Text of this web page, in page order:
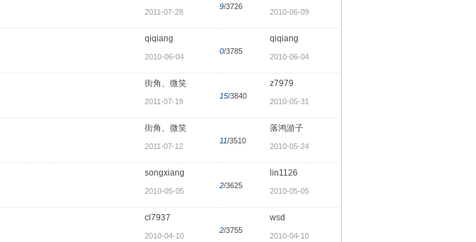
2011-07-28
9/3726
2010-06-09
qiqiang
2010-06-04
0/3785
qiqiang
2010-06-04
街角、微笑
2011-07-19
15/3840
z7979
2010-05-31
街角、微笑
2011-07-12
11/3510
落鸿游子
2010-05-24
songxiang
2010-05-05
2/3625
lin1126
2010-05-05
cl7937
2010-04-10
2/3755
wsd
2010-04-10